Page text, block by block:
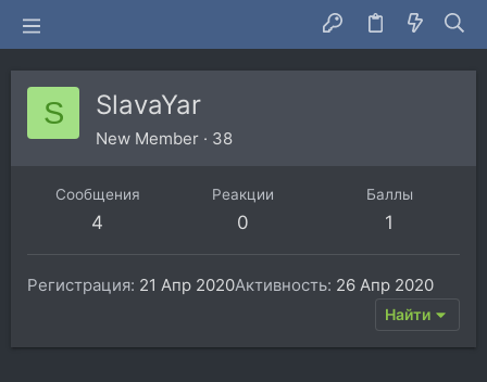
S SlavaYar
New Member · 38
Сообщения
4
Реакции
0
Баллы
1
Регистрация 21 Апр 2020Активность 26 Апр 2020
Найти